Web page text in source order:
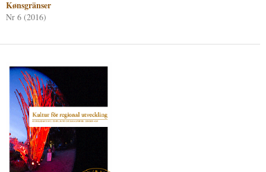
Kønsgränser
Nr 6 (2016)